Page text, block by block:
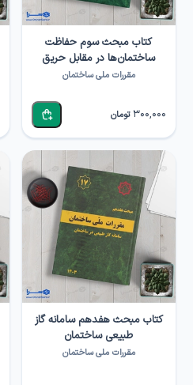
کتاب مبحث سوم حفاظت
ساختمان‌ها در مقابل حریق
مقررات ملی ساختمان
300,000 تومان
کتاب مبحث هفدهم سامانه گاز
طبیعی ساختمان
مقررات ملی ساختمان